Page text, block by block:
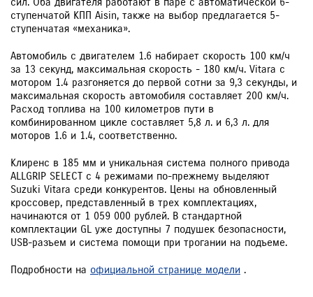
ступенчатой КПП Aisin, также на выбор предлагается 5-
ступенчатая «механика».
Автомобиль с двигателем 1.6 набирает скорость 100 км/ч
за 13 секунд, максимальная скорость - 180 км/ч. Vitara с
мотором 1.4 разгоняется до первой сотни за 9,3 секунды, и
максимальная скорость автомобиля составляет 200 км/ч.
Расход топлива на 100 километров пути в
комбинированном цикле составляет 5,8 л. и 6,3 л. для
моторов 1.6 и 1.4, соответственно.
Клиренс в 185 мм и уникальная система полного привода
ALLGRIP SELECT с 4 режимами по-прежнему выделяют
Suzuki Vitara среди конкурентов. Цены на обновленный
кроссовер, представленный в трех комплектациях,
начинаются от 1 059 000 рублей. В стандартной
комплектации GL уже доступны 7 подушек безопасности,
USB-разъем и система помощи при трогании на подъеме.
Подробности на официальной странице модели .